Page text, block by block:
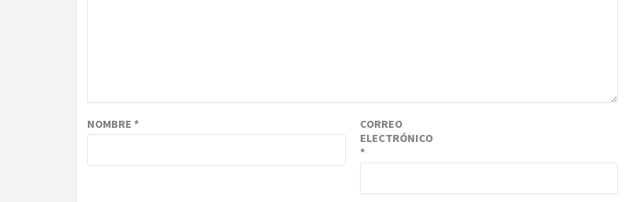
NOMBRE *
CORREO
ELECTRÓNICO
*